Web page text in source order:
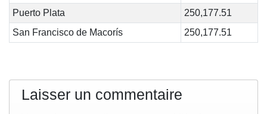
Puerto Plata
250,177.51
San Francisco de Macorís
250,177.51
Laisser un commentaire